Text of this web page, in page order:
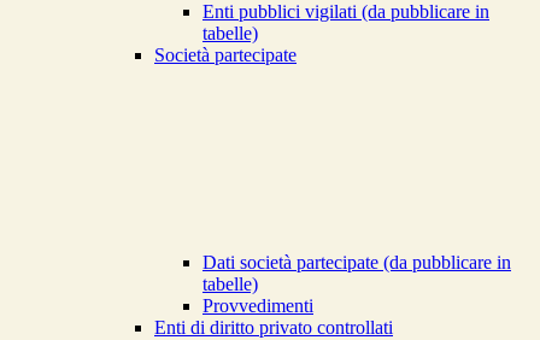
Enti pubblici vigilati (da pubblicare in
tabelle)
Società partecipate
Dati società partecipate (da pubblicare in
tabelle)
Provvedimenti
Enti di diritto privato controllati